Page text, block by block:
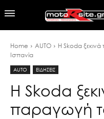
Home AUTO
Η Skoda
Ισπανία
AUTO ΕΙΔΗΣΕΙΣ
Η Skoda
παραγωγή